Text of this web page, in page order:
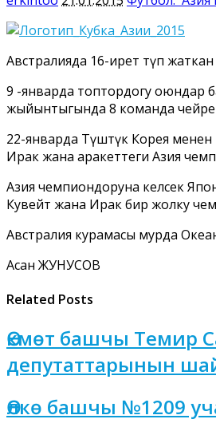
Австралияда 16-ирет өтүп
9 -январда топтордогу оюндар
жыйынтыгында 8 команда
22-январда Түштүк Корея менен
Ирак жана аракеттеги Азия
Азия чемпиондоруна келсек
Кувейт жана Ирак бир жолку
Австралия курамасы мурда
Асан ЖУНУСОВ
Related Posts
Өкмөт башчы Темир
депутаттарынын
Өлкө башчы №1209